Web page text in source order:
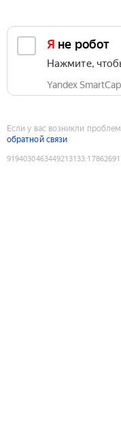
Я не робот
Нажмите,
Yandex
Если у вас возникли
обратной связи
9194030463449213133: